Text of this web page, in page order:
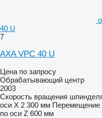
40 U
7
AXA VPC 40 U
Цена по запросу
Обрабатывающий центр
2003
Скорость вращения
оси X 2 300 мм Перемещение
по оси Z 600 мм